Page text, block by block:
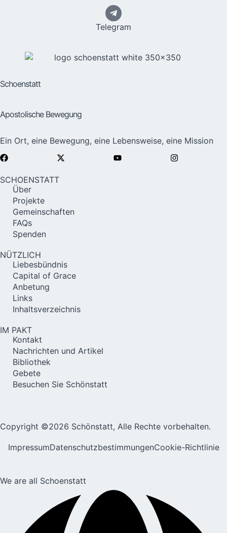
Telegram
Schoenstatt
Apostolische Bewegung
Ein Ort, eine Bewegung, eine Lebensweise, eine Mission
SCHOENSTATT
Über
Projekte
Gemeinschaften
FAQs
Spenden
NÜTZLICH
Liebesbündnis
Capital of Grace
Anbetung
Links
Inhaltsverzeichnis
IM PAKT
Kontakt
Nachrichten und Artikel
Bibliothek
Gebete
Besuchen Sie Schönstatt
Copyright ©2026 Schönstatt, Alle Rechte vorbehalten.
ImpressumDatenschutzbestimmungenCookie-Richtlinie
We are all Schoenstatt